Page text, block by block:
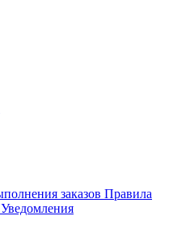
заказов Правила
Уведомления